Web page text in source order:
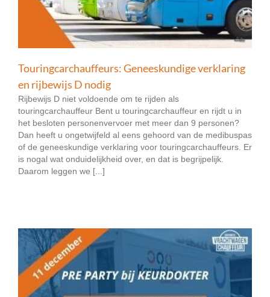
Touringcarchauffeurs: Geneeskundige verklaring
en rijbewijs D nodig
Rijbewijs D niet voldoende om te rijden als
touringcarchauffeur Bent u touringcarchauffeur en rijdt u in
het besloten personenvervoer met meer dan 9 personen?
Dan heeft u ongetwijfeld al eens gehoord van de medibuspas
of de geneeskundige verklaring voor touringcarchauffeurs. Er
is nogal wat onduidelijkheid over, en dat is begrijpelijk.
Daarom leggen we [...]